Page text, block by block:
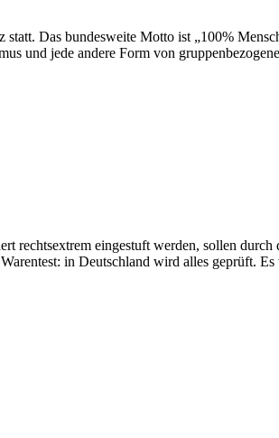
Das bundesweite Motto ist „100%
und jede andere Form von
rechtsextrem eingestuft werden, sollen
in Deutschland wird alles geprüft.